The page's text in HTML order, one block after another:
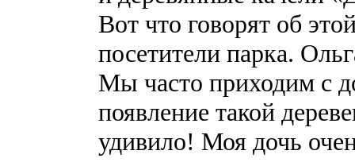
Вот что говорят об
посетители парка.
Мы часто приходим с
появление такой
удивило! Моя дочь